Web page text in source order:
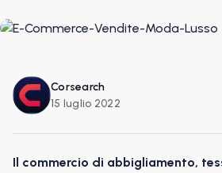
Corsearch
15 luglio 2022
Il commercio di abbigliamento,